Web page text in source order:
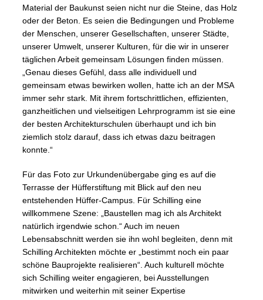
Material der Baukunst seien nicht nur die Steine, das Holz
oder der Beton. Es seien die Bedingungen und Probleme
der Menschen, unserer Gesellschaften, unserer Städte,
unserer Umwelt, unserer Kulturen, für die wir in unserer
täglichen Arbeit gemeinsam Lösungen finden müssen.
„Genau dieses Gefühl, dass alle individuell und
gemeinsam etwas bewirken wollen, hatte ich an der MSA
immer sehr stark. Mit ihrem fortschrittlichen, effizienten,
ganzheitlichen und vielseitigen Lehrprogramm ist sie eine
der besten Architekturschulen überhaupt und ich bin
ziemlich stolz darauf, dass ich etwas dazu beitragen
konnte.“
Für das Foto zur Urkundenübergabe ging es auf die
Terrasse der Hüfferstiftung mit Blick auf den neu
entstehenden Hüffer-Campus. Für Schilling eine
willkommene Szene: „Baustellen mag ich als Architekt
natürlich irgendwie schon.“ Auch im neuen
Lebensabschnitt werden sie ihn wohl begleiten, denn mit
Schilling Architekten möchte er „bestimmt noch ein paar
schöne Bauprojekte realisieren“. Auch kulturell möchte
sich Schilling weiter engagieren, bei Ausstellungen
mitwirken und weiterhin mit seiner Expertise